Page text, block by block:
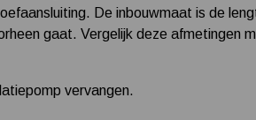
De inbouwmaat is de
gaat. Vergelijk deze afmetingen
vervangen.